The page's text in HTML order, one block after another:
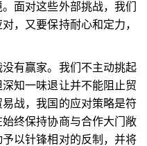
面对这些外部挑战，我们
，又要保持耐心和定力，
有赢家。我们不主动挑起
知一味退让并不能阻止贸
战，我国的应对策略是符
终保持协商与合作大门敞
以针锋相对的反制，并将